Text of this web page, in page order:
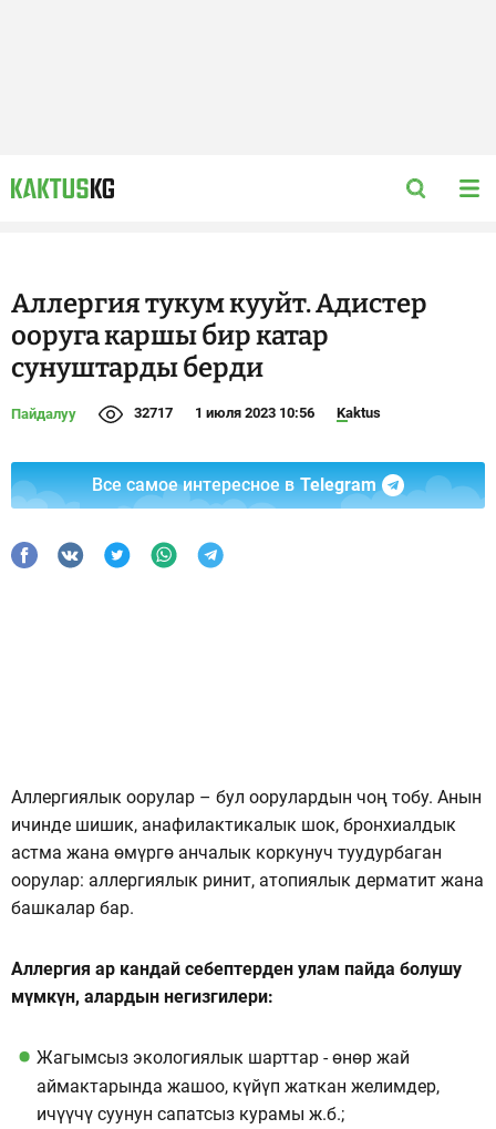
Аллергия тукум кууйт. Адистер
ооруга каршы бир катар
сунуштарды берди
Пайдалуу 32717 1 июля 2023 10:56 Kaktus
Все самое интересное в Telegram
Аллергиялык оорулар – бул оорулардын чоң тобу. Анын
ичинде шишик, анафилактикалык шок, бронхиалдык
астма жана өмүргө анчалык коркунуч туудурбаган
оорулар: аллергиялык ринит, атопиялык дерматит жана
башкалар бар.
Аллергия ар кандай себептерден улам пайда болушу
мүмкүн, алардын негизгилери:
Жагымсыз экологиялык шарттар - өнөр жай
аймактарында жашоо, күйүп жаткан желимдер,
ичүүчү суунун сапатсыз курамы ж.б.;